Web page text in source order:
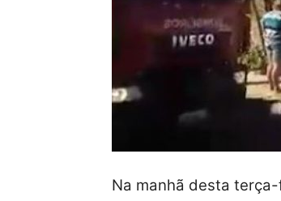
Na manhã desta